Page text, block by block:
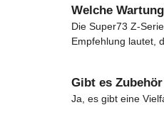
Welche
Die Super73 Z-
Empfehlung lautet,
Gibt es
Ja, es gibt eine